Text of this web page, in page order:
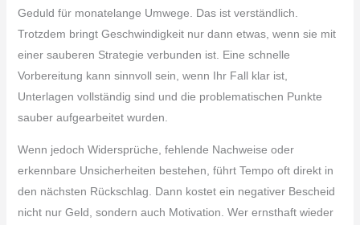
Geduld für monatelange Umwege. Das ist verständlich.
Trotzdem bringt Geschwindigkeit nur dann etwas, wenn sie mit
einer sauberen Strategie verbunden ist. Eine schnelle
Vorbereitung kann sinnvoll sein, wenn Ihr Fall klar ist,
Unterlagen vollständig sind und die problematischen Punkte
sauber aufgearbeitet wurden.
Wenn jedoch Widersprüche, fehlende Nachweise oder
erkennbare Unsicherheiten bestehen, führt Tempo oft direkt in
den nächsten Rückschlag. Dann kostet ein negativer Bescheid
nicht nur Geld, sondern auch Motivation. Wer ernsthaft wieder